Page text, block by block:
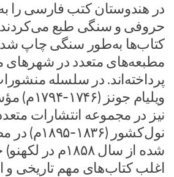
در هندوستان کتب فارسی را
حروفی و سنگی طبع می‌کردند.
کتاب‌ها به‌طور سنگی چاپ
مطبعه‌های متعدد در شهرهای
ویلیام
نیز در مجموعه انتشارات
نول‌کشور
شده از سال
اغلب کتاب‌های مهم تاریخی و